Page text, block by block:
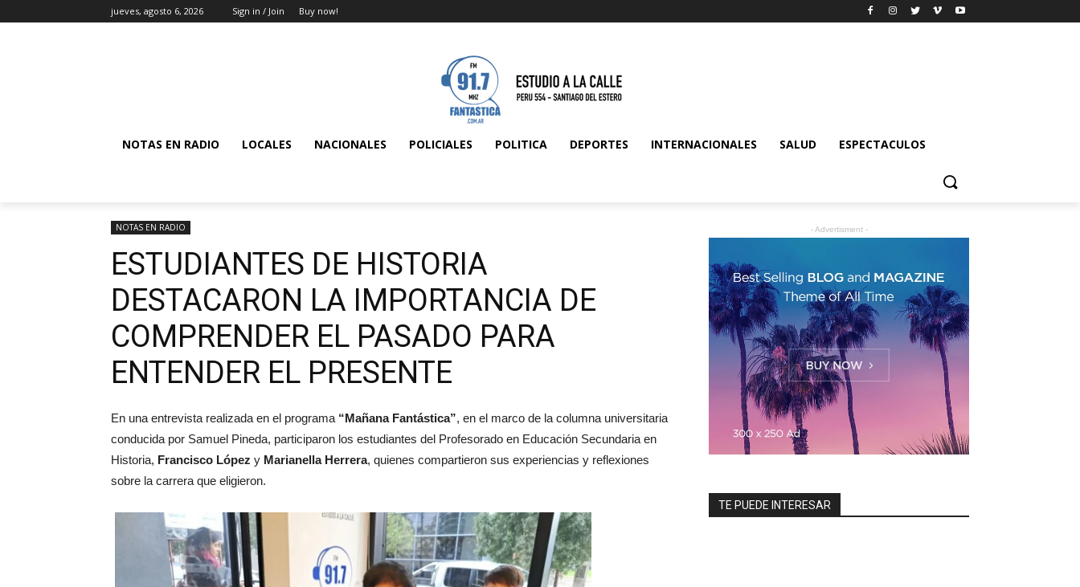
jueves, agosto 6, 2026 Sign in / Join Buy now!
NOTAS EN RADIO LOCALES NACIONALES POLICIALES POLITICA DEPORTES INTERNACIONALES SALUD ESPECTACULOS
NOTAS EN RADIO
ESTUDIANTES DE HISTORIA
DESTACARON LA IMPORTANCIA DE
COMPRENDER EL PASADO PARA
ENTENDER EL PRESENTE
En una entrevista realizada en el programa “Mañana Fantástica”, en el marco de la columna universitaria
conducida por Samuel Pineda, participaron los estudiantes del Profesorado en Educación Secundaria en
Historia, Francisco López y Marianella Herrera, quienes compartieron sus experiencias y reflexiones
sobre la carrera que eligieron.
- Advertisment -
TE PUEDE INTERESAR